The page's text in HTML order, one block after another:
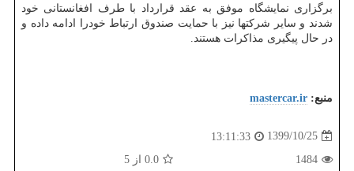
برگزاری نمایشگاه موفق به عقد قرارداد با طرف افغانستانی خود
شدند و سایر شرکتها نیز با حمایت صندوق ارتباط خودرا ادامه داده و
در حال پیگیری مذاکرات هستند.
منبع: mastercar.ir
1399/10/25
13:11:33
1484
0.0 از 5